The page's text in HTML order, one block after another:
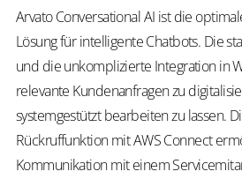
Arvato Conversational AI ist die
Lösung für intelligente Chatbots. Die
und die unkomplizierte Integration in
relevante Kundenanfragen zu
systemgestützt bearbeiten zu lassen.
Rückruffunktion mit AWS Connect
Kommunikation mit einem